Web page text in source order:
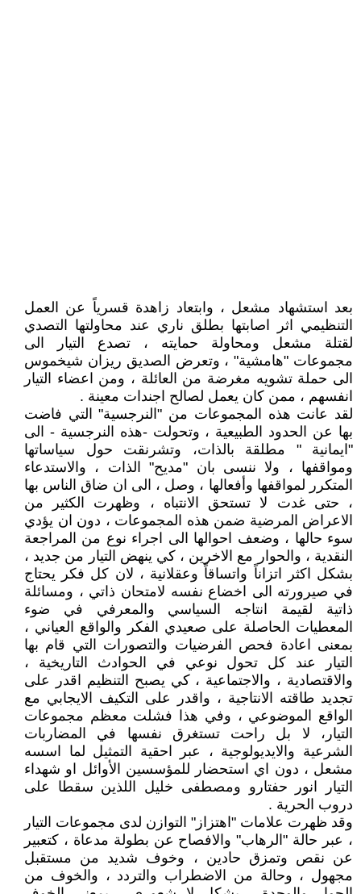
بعد استشهاد مشعل ، وابتعاد زاهدة قسرياً عن العمل
التنظيمي اثر اصابتها بطلق ناري عند محاولتها التصدي
لقتلة مشعل ومحاولة حمايته ، تصدع التيار الى
مجموعات "هامشية" ، وتعرض الصديق ريزان شيخموس
الى حملة تشويه مغرضة من العائلة ، ومن اعضاء التيار
انفسهم ، ممن كان يعمل لصالح اجندات معينة .
لقد عانت هذه المجموعات من "النرجسية" التي فاضت
بها عن الحدود الطبيعية ، وتحولت -هذه النرجسية - الى
"ايمانية " مطلقة بالذات، وتشرنقت حول سياساتها
ومواقفها ، ولا ننسى بان "مديح" الذات ، والاستدعاء
المتكرر لمواقفها وأفعالها ، وصل ، الى ان ضاق الناس بها
، حتى غدت لا تستحق الانتباه ، وظهرت الكثير من
الاعراض المرضية ضمن هذه المجموعات ، دون ان يؤدي
سوء حالها ، وضعف احوالها الى اجراء نوع من المراجعة
النقدية ، والحوار مع الاخرين ، كي ينهض التيار من جديد ،
بشكل اكثر اتزاناً واتساقاً وعقلانية ، لان كل فكر يحتاج
في صيرورته الى اخضاع نفسه لامتحان ذاتي ، ومسائلة
ذاتية لقيمة انتاجه السياسي والمعرفي في ضوء
المعطيات الحاصلة على صعيدي الفكر والواقع العياني ،
بمعنى اعادة فحص الفرضيات والتصورات التي قام بها
التيار عند كل تحول نوعي في الحوادث التاريخية ،
والاقتصادية ، والاجتماعية ، كي يصبح التنظيم اقدر على
تجديد طاقته الانتاجية ، واقدر على التكيف الايجابي مع
الواقع الموضوعي ، وفي هذا فشلت معظم مجموعات
التيار، لا بل راحت تستغرق نفسها في المضاربات
الشرعية والايديولوجية ، عبر احقية التمثيل لما اسسه
مشعل ، دون اي استحضار للمؤسسين الأوائل او شهداء
التيار انور حفتارو ومصطفى خليل اللذين سقطا على
دروب الحرية .
وقد ظهرت علامات "اهتزاز" التوازن لدى مجموعات التيار
، عبر حالة "الرهاب" والافصاح عن بطولة مدعاة ، كتعبير
عن نقص وتمزق حادين ، وخوف شديد من مستقبل
مجهول ، وحالة من الاضطراب والتردد ، والخوف من